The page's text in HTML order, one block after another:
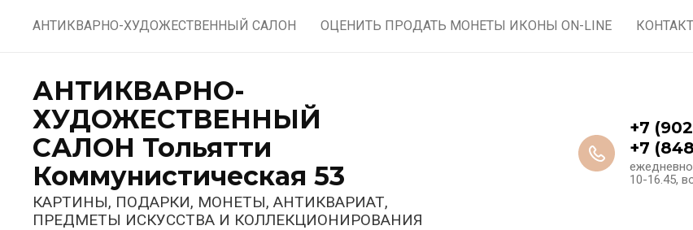
АНТИКВАРНО-ХУДОЖЕСТВЕННЫЙ САЛОН ОЦЕНИТЬ ПРОДАТЬ МОНЕТЫ ИКОНЫ ON-LINE
АНТИКВАРНО-
ХУДОЖЕСТВЕННЫЙ
САЛОН Тольятти
Коммунистическая 53
КАРТИНЫ, ПОДАРКИ, МОНЕТЫ, АНТИКВАРИАТ,
ПРЕДМЕТЫ ИСКУССТВА И КОЛЛЕКЦИОНИРОВАНИЯ
+7
+7
10-16.45,